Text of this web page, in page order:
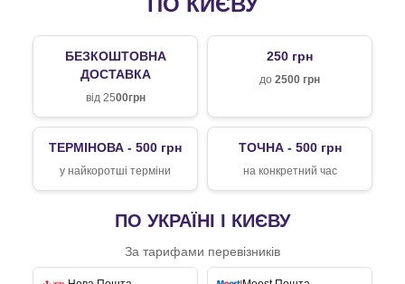
БЕЗКОШТОВНА
ДОСТАВКА
від 2500грн
250 грн
до 2500 грн
ТЕРМІНОВА - 500 грн
у найкоротші терміни
ТОЧНА - 500 грн
на конкретний час
ПО УКРАЇНІ І КИЄВУ
За тарифами перевізників